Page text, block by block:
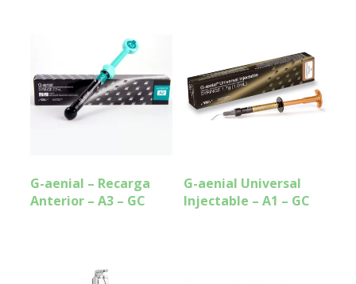
G-aenial – Recarga
Anterior – A3 – GC
G-aenial Universal
Injectable – A1 – GC